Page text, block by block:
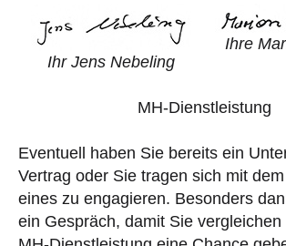
Ihr Jens Nebeling
Ihre
MH-Dienstleistung
Eventuell haben Sie bereits ein
Vertrag oder Sie tragen sich mit
eines zu engagieren. Besonders
ein Gespräch, damit Sie vergleichen